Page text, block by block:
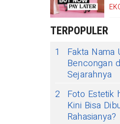
TERPOPULER
1
Fakta Nama
Bencongan
Sejarahnya
2
Foto Estetik
Kini Bisa
Rahasianya?